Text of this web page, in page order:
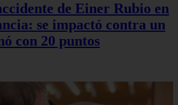
de Einer Rubio en
se impactó contra un
con 20 puntos